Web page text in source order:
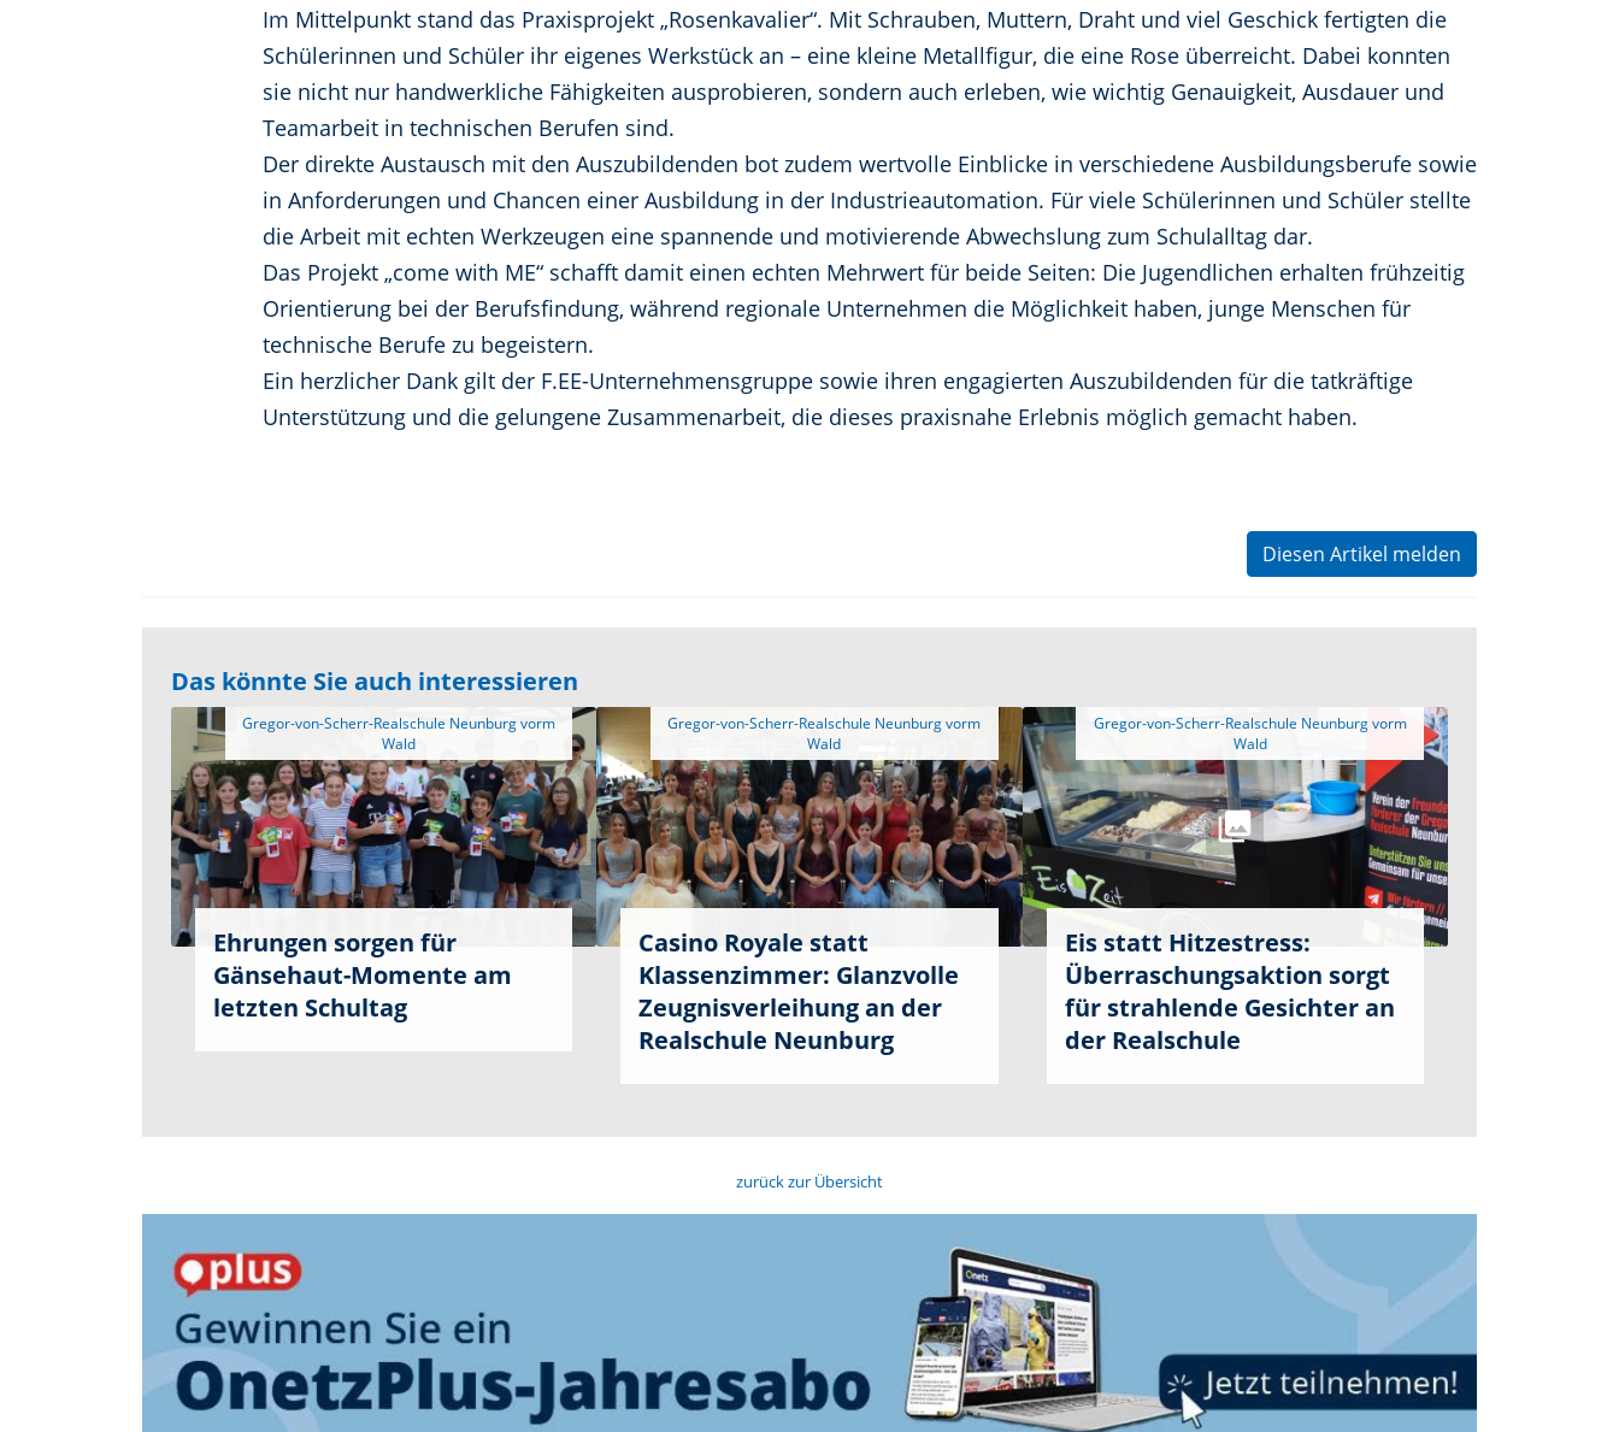
Im Mittelpunkt stand das Praxisprojekt „Rosenkavalier“. Mit Schrauben, Muttern, Draht und viel Geschick fertigten die
Schülerinnen und Schüler ihr eigenes Werkstück an – eine kleine Metallfigur, die eine Rose überreicht. Dabei konnten
sie nicht nur handwerkliche Fähigkeiten ausprobieren, sondern auch erleben, wie wichtig Genauigkeit, Ausdauer und
Teamarbeit in technischen Berufen sind.
Der direkte Austausch mit den Auszubildenden bot zudem wertvolle Einblicke in verschiedene Ausbildungsberufe sowie
in Anforderungen und Chancen einer Ausbildung in der Industrieautomation. Für viele Schülerinnen und Schüler stellte
die Arbeit mit echten Werkzeugen eine spannende und motivierende Abwechslung zum Schulalltag dar.
Das Projekt „come with ME“ schafft damit einen echten Mehrwert für beide Seiten: Die Jugendlichen erhalten frühzeitig
Orientierung bei der Berufsfindung, während regionale Unternehmen die Möglichkeit haben, junge Menschen für
technische Berufe zu begeistern.
Ein herzlicher Dank gilt der F.EE-Unternehmensgruppe sowie ihren engagierten Auszubildenden für die tatkräftige
Unterstützung und die gelungene Zusammenarbeit, die dieses praxisnahe Erlebnis möglich gemacht haben.
Diesen Artikel melden
Das könnte Sie auch interessieren
Wald
Ehrungen sorgen für
Gänsehaut-Momente am
letzten Schultag
Gregor-von-Scherr-Realschule Neunburg vorm
Casino Royale statt
Klassenzimmer: Glanzvolle
Zeugnisverleihung an der
Realschule Neunburg
Wald
Eis statt Hitzestress:
Überraschungsaktion sorgt
für strahlende Gesichter an
der Realschule
zurück zur Übersicht